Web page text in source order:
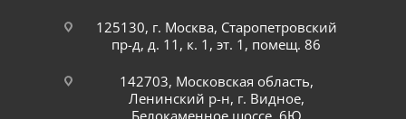
125130, г. Москва, Старопетровский
пр-д, д. 11, к. 1, эт. 1, помещ. 86
142703, Московская область,
Ленинский р-н, г. Видное,
Белокаменное шоссе, 6Ю